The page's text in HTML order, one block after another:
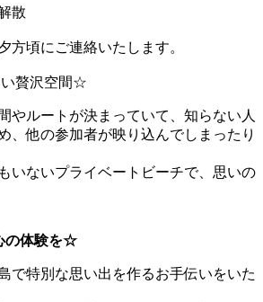
散
方頃にご連絡いたします。
贅沢空間☆
やルートが決まっていて、知らない人
、他の参加者が映り込んでしまったり
いないプライベートビーチで、思いの
の体験を☆
で特別な思い出を作るお手伝いをいた